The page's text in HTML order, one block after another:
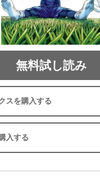
無料試し読み
スを購入する
入する